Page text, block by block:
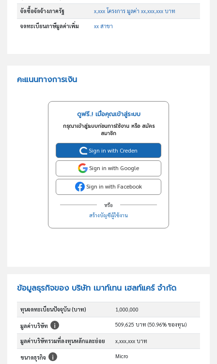
จัดซื้อจัดจ้างภาครัฐ x,xxx โครงการ มูลค่า xx,xxx,xxx บาท
จดทะเบียนภาษีมูลค่าเพิ่ม xx สาขา
คะแนนทางการเงิน
ดูฟรี..! เมื่อคุณเข้าสู่ระบบ
กรุณาเข้าสู่ระบบก่อนการใช้งาน หรือ สมัคร
สมาชิก
Sign in with Creden
Sign in with Google
Sign in with Facebook
หรือ
สร้างบัญชีผู้ใช้งาน
ข้อมูลธุรกิจของ บริษัท เมาท์เทน เฮลท์แคร์ จำกัด
ทุนจดทะเบียนปัจจุบัน (บาท) 1,000,000
มูลค่าบริษัท 509,625 บาท (50.96% ของทุน)
มูลค่าบริษัทรวมที่ลงทุนหลักและย่อย x,xxx,xxx บาท
ขนาดธุรกิจ Micro